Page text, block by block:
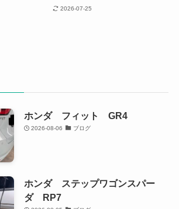
2026-07-25
ホンダ フィット GR4
2026-08-06 ブログ
ホンダ ステップワゴンスパー
ダ RP7